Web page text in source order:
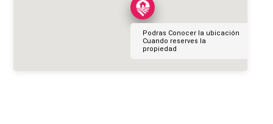
Podras Conocer la ubicación
Cuando reserves la
propiedad